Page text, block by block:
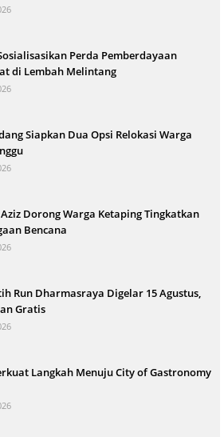
Perda Pemberdayaan
di Lembah Melintang
Siapkan Dua Opsi Relokasi Warga
Dorong Warga Ketaping Tingkatkan
Bencana
Run Dharmasraya Digelar 15 Agustus,
Gratis
Langkah Menuju City of Gastronomy